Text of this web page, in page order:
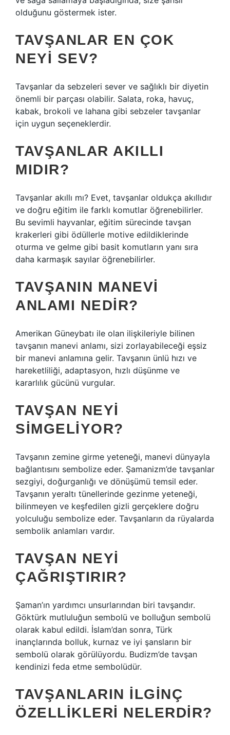
olduğunu göstermek ister.
TAVŞANLAR EN ÇOK
NEYI SEV?
Tavşanlar da sebzeleri sever ve sağlıklı bir diyetin
önemli bir parçası olabilir. Salata, roka, havuç,
kabak, brokoli ve lahana gibi sebzeler tavşanlar
için uygun seçeneklerdir.
TAVŞANLAR AKILLI
MIDIR?
Tavşanlar akıllı mı? Evet, tavşanlar oldukça akıllıdır
ve doğru eğitim ile farklı komutlar öğrenebilirler.
Bu sevimli hayvanlar, eğitim sürecinde tavşan
krakerleri gibi ödüllerle motive edildiklerinde
oturma ve gelme gibi basit komutların yanı sıra
daha karmaşık sayılar öğrenebilirler.
TAVŞANIN MANEVI
ANLAMI NEDIR?
Amerikan Güneybatı ile olan ilişkileriyle bilinen
tavşanın manevi anlamı, sizi zorlayabileceği eşsiz
bir manevi anlamına gelir. Tavşanın ünlü hızı ve
hareketliliği, adaptasyon, hızlı düşünme ve
kararlılık gücünü vurgular.
TAVŞAN NEYI
SIMGELIYOR?
Tavşanın zemine girme yeteneği, manevi dünyayla
bağlantısını sembolize eder. Şamanizm’de tavşanlar
sezgiyi, doğurganlığı ve dönüşümü temsil eder.
Tavşanın yeraltı tünellerinde gezinme yeteneği,
bilinmeyen ve keşfedilen gizli gerçeklere doğru
yolculuğu sembolize eder. Tavşanların da rüyalarda
sembolik anlamları vardır.
TAVŞAN NEYI
ÇAĞRIŞTIRIR?
Şaman’ın yardımcı unsurlarından biri tavşandır.
Göktürk mutluluğun sembolü ve bolluğun sembolü
olarak kabul edildi. İslam’dan sonra, Türk
inançlarında bolluk, kurnaz ve iyi şansların bir
sembolü olarak görülüyordu. Budizm’de tavşan
kendinizi feda etme sembolüdür.
TAVŞANLARIN ILGINÇ
ÖZELLIKLERI NELERDIR?